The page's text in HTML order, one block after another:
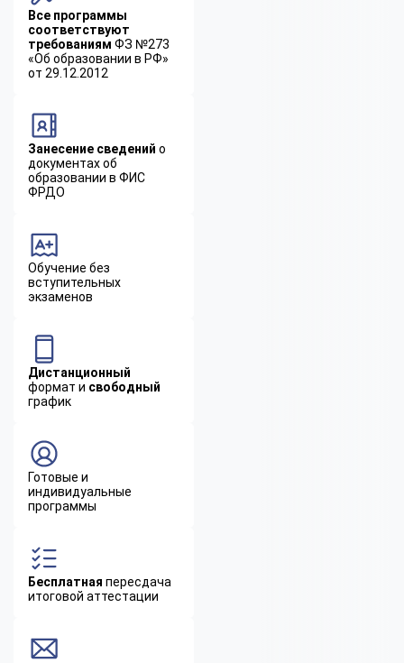
Все программы
соответствуют
требованиям ФЗ №273
«Об образовании в РФ»
от 29.12.2012
Занесение сведений о
документах об
образовании в ФИС
ФРДО
Обучение без
вступительных
экзаменов
Дистанционный
формат и свободный
график
Готовые и
индивидуальные
программы
Бесплатная пересдача
итоговой аттестации